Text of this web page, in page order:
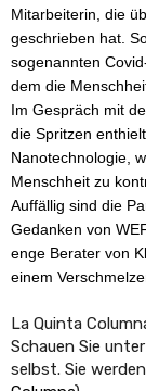
Mitarbeiterin, die
geschrieben hat.
sogenannten
dem die
Im Gespräch mit
die Spritzen
Nanotechnologie,
Menschheit zu
Auffällig sind die
Gedanken von
enge Berater von
einem
La Quinta
Schauen Sie
selbst. Sie